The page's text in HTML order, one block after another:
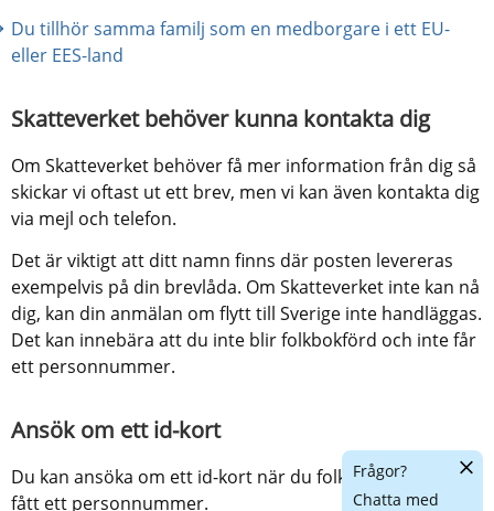
Du tillhör samma familj som en medborgare i ett EU-
eller EES-land
Skatteverket behöver kunna kontakta dig
Om Skatteverket behöver få mer information från dig så
skickar vi oftast ut ett brev, men vi kan även kontakta dig
via mejl och telefon.
Det är viktigt att ditt namn finns där posten levereras
exempelvis på din brevlåda. Om Skatteverket inte kan nå
dig, kan din anmälan om flytt till Sverige inte handläggas.
Det kan innebära att du inte blir folkbokförd och inte får
ett personnummer.
Ansök om ett id-kort
Du kan ansöka om ett id-kort när du folkbokförts och
fått ett personnummer.
Frågor?
Chatta med
Dölj